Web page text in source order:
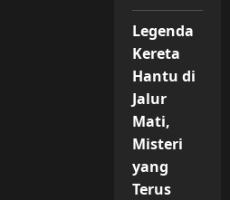
Legenda
Kereta
Hantu di
Jalur
Mati,
Misteri
yang
Terus